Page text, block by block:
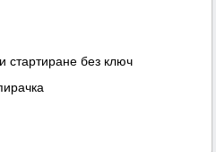
стартиране без ключ